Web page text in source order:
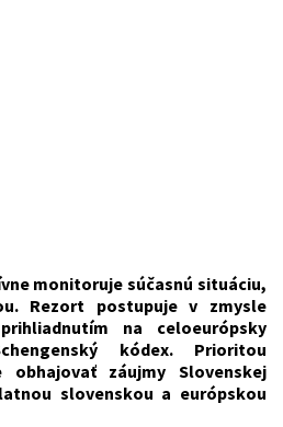
monitoruje súčasnú situáciu,
Rezort postupuje v zmysle
na celoeurópsky
kódex. Prioritou
záujmy Slovenskej
slovenskou a európskou